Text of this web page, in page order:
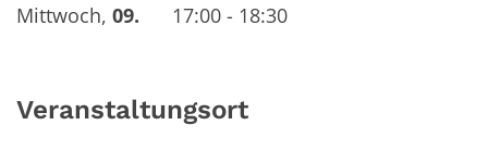
Mittwoch, 09. 17:00 - 18:30
Veranstaltungsort